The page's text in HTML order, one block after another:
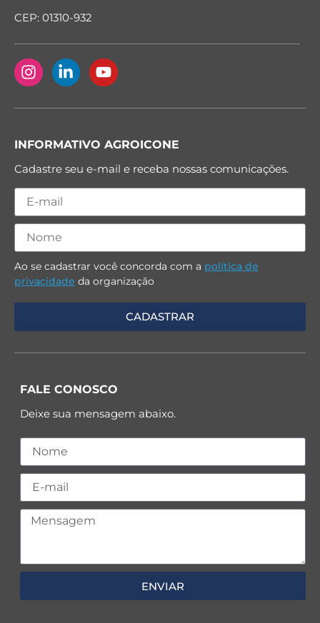
CEP: 01310-932
INFORMATIVO AGROICONE
Cadastre seu e-mail e receba nossas comunicações.
Ao se cadastrar você concorda com a política de
privacidade da organização
FALE CONOSCO
Deixe sua mensagem abaixo.
ENVIAR